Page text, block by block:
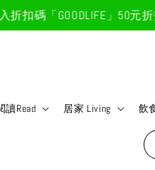
碼「GOODLIFE」50元折抵
讀Read 居家 Living 飲